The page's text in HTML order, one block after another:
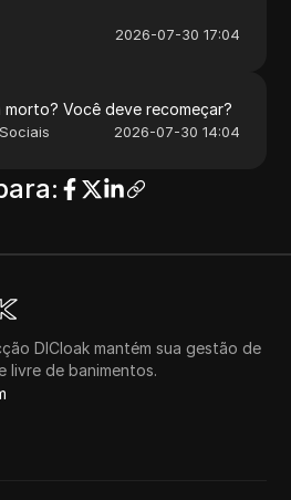
2026-07-30 17:04
morto? Você deve recomeçar?
2026-07-30 14:04
:
DICloak mantém sua gestão de
livre de banimentos.